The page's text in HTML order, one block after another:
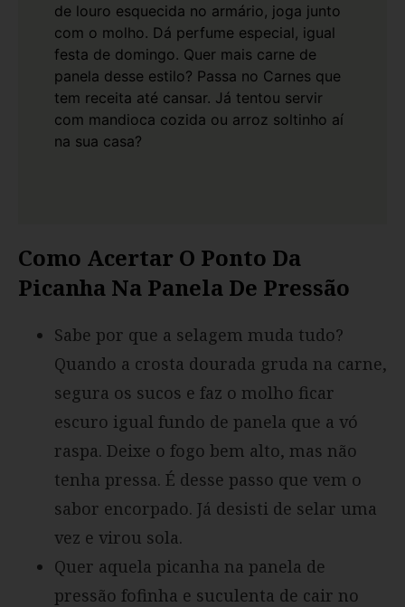
de louro esquecida no armário, joga junto
com o molho. Dá perfume especial, igual
festa de domingo. Quer mais carne de
panela desse estilo? Passa no Carnes que
tem receita até cansar. Já tentou servir
com mandioca cozida ou arroz soltinho aí
na sua casa?
Como Acertar O Ponto Da
Picanha Na Panela De Pressão
Sabe por que a selagem muda tudo?
Quando a crosta dourada gruda na carne,
segura os sucos e faz o molho ficar
escuro igual fundo de panela que a vó
raspa. Deixe o fogo bem alto, mas não
tenha pressa. É desse passo que vem o
sabor encorpado. Já desisti de selar uma
vez e virou sola.
Quer aquela picanha na panela de
pressão fofinha e suculenta de cair no